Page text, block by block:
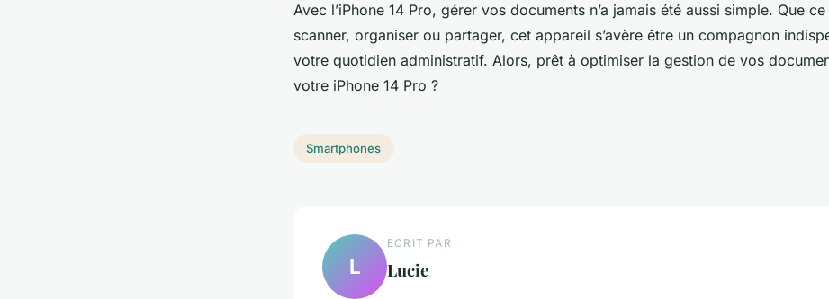
Avec l’iPhone 14 Pro, gérer vos documents n’a jamais été aussi simple. Que
scanner, organiser ou partager, cet appareil s’avère être un compagnon
votre quotidien administratif. Alors, prêt à optimiser la gestion de vos
votre iPhone 14 Pro ?
Smartphones
L
ECRIT PAR
Lucie